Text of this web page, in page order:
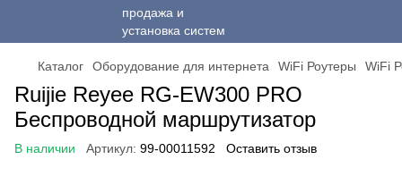
Каталог Оборудование для интернета WiFi Роутеры WiFi
Ruijie Reyee RG-EW300 PRO
Беспроводной маршрутизатор
В наличии Артикул: 99-00011592 Оставить отзыв